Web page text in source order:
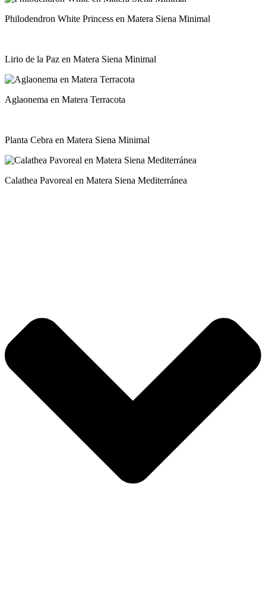
Philodendron White Princess en Matera Siena Minimal
Lirio de la Paz en Matera Siena Minimal
Aglaonema en Matera Terracota
Planta Cebra en Matera Siena Minimal
Calathea Pavoreal en Matera Siena Mediterránea